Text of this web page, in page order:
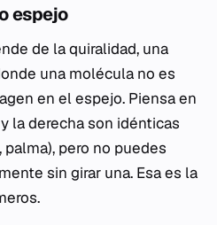
espejo
de la quiralidad, una
una molécula no es
en el espejo. Piensa en
la derecha son idénticas
pero no puedes
sin girar una. Esa es la